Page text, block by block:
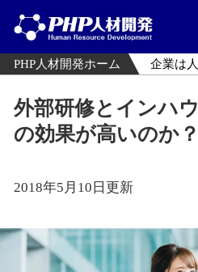
PHP人材開発ホーム 企業は
外部研修とインハ
の効果が高いのか？
2018年5月10日更新